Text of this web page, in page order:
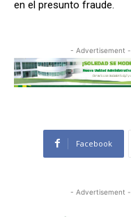
en el presunto fraude.
- Advertisement -
Facebook
- Advertisement -